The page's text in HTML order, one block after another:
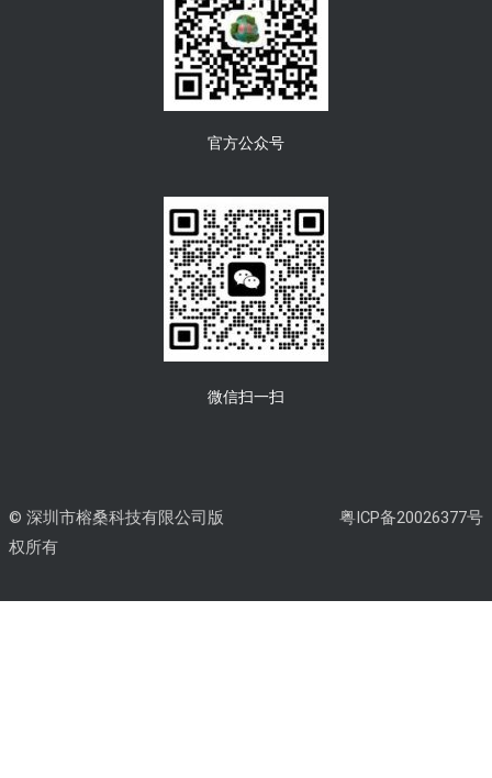
官方公众号
微信扫一扫
© 深圳市榕桑科技有限公司版
权所有
粤ICP备20026377号